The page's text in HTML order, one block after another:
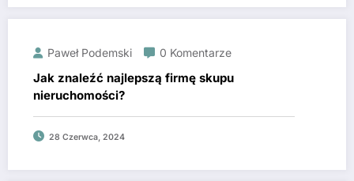
Paweł Podemski 0 Komentarze
Jak znaleźć najlepszą firmę skupu
nieruchomości?
28 Czerwca, 2024